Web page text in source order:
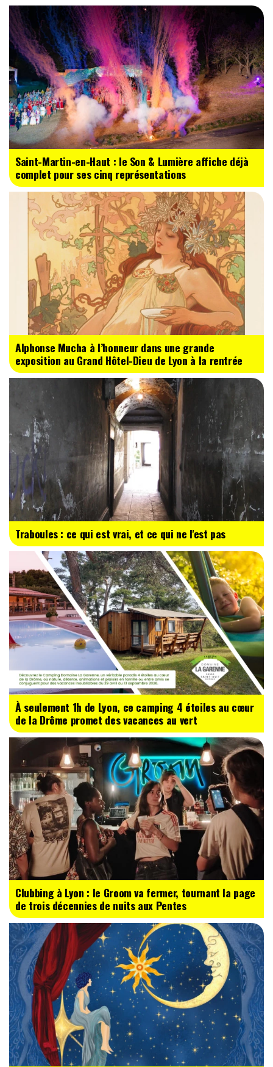
Saint-Martin-en-Haut : le Son & Lumière affiche déjà
complet pour ses cinq représentations
Alphonse Mucha à l’honneur dans une grande
exposition au Grand Hôtel-Dieu de Lyon à la rentrée
Traboules : ce qui est vrai, et ce qui ne l'est pas
À seulement 1h de Lyon, ce camping 4 étoiles au cœur
de la Drôme promet des vacances au vert
Clubbing à Lyon : le Groom va fermer, tournant la page
de trois décennies de nuits aux Pentes